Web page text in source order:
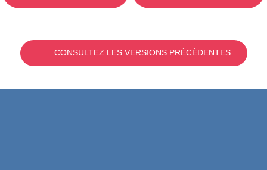
CONSULTEZ LES VERSIONS PRÉCÉDENTES